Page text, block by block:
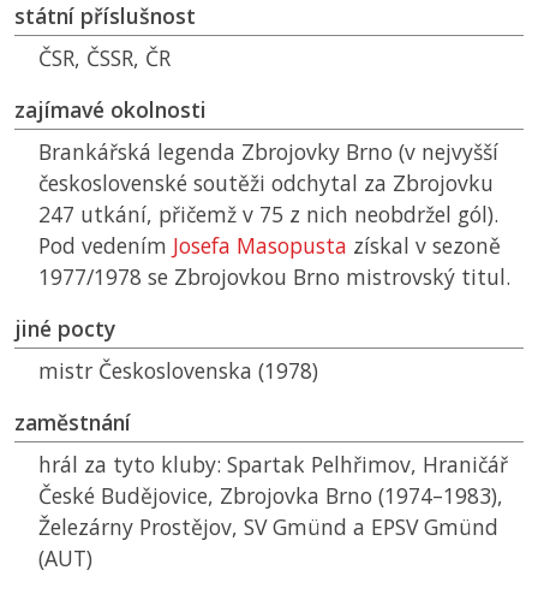
státní příslušnost
ČSR, ČSSR, ČR
zajímavé okolnosti
Brankářská legenda Zbrojovky Brno (v nejvyšší
československé soutěži odchytal za Zbrojovku
247 utkání, přičemž v 75 z nich neobdržel gól).
Pod vedením Josefa Masopusta získal v sezoně
1977/1978 se Zbrojovkou Brno mistrovský titul.
jiné pocty
mistr Československa (1978)
zaměstnání
hrál za tyto kluby: Spartak Pelhřimov, Hraničář
České Budějovice, Zbrojovka Brno (1974–1983),
Železárny Prostějov, SV Gmünd a EPSV Gmünd
(AUT)